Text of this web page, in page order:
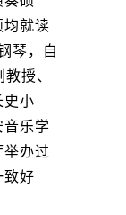
就读
琴，自
授、
小
乐学
办过
好